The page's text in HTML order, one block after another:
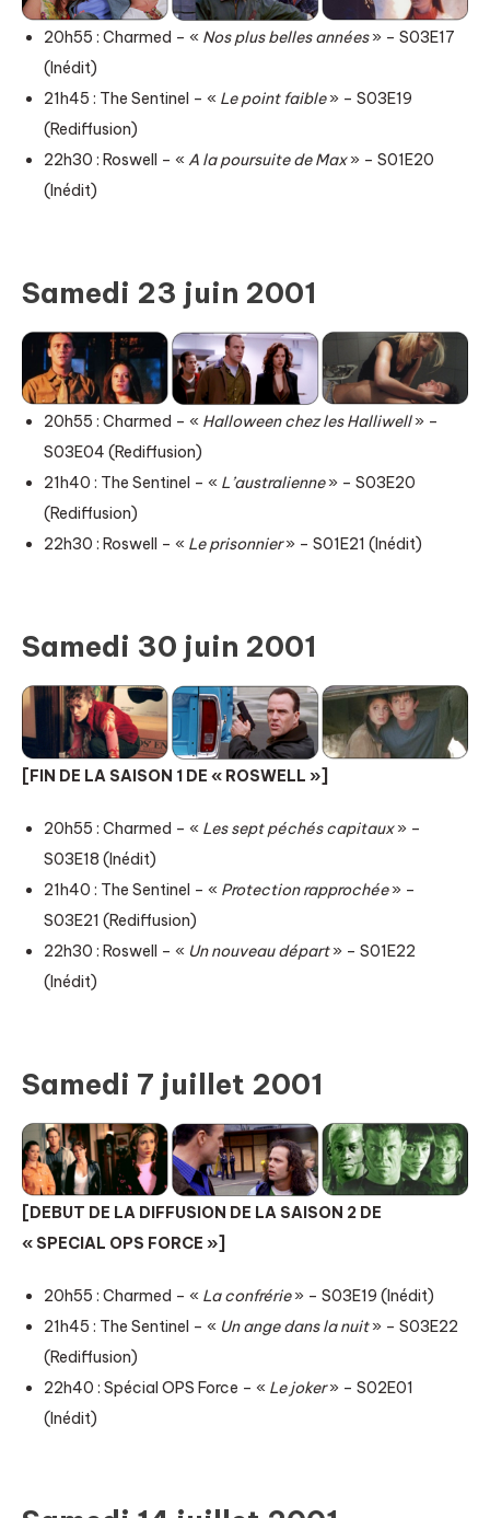
20h55 : Charmed – « Nos plus belles années» – S03E17
(Inédit)
21h45 : The Sentinel – « Le point faible» – S03E19
(Rediffusion)
22h30 : Roswell – « A la poursuite de Max» – S01E20
(Inédit)
Samedi 23 juin 2001
20h55 : Charmed – « Halloween chez les Halliwell» –
S03E04 (Rediffusion)
21h40 : The Sentinel – « L’australienne» – S03E20
(Rediffusion)
22h30 : Roswell – « Le prisonnier» – S01E21 (Inédit)
Samedi 30 juin 2001
[FIN DE LA SAISON 1 DE « ROSWELL »]
20h55 : Charmed – « Les sept péchés capitaux» –
S03E18 (Inédit)
21h40 : The Sentinel – « Protection rapprochée» –
S03E21 (Rediffusion)
22h30 : Roswell – « Un nouveau départ» – S01E22
(Inédit)
Samedi 7 juillet 2001
[DEBUT DE LA DIFFUSION DE LA SAISON 2 DE
« SPECIAL OPS FORCE »]
20h55 : Charmed – « La confrérie» – S03E19 (Inédit)
21h45 : The Sentinel – « Un ange dans la nuit» – S03E22
(Rediffusion)
22h40 : Spécial OPS Force – « Le joker» – S02E01
(Inédit)